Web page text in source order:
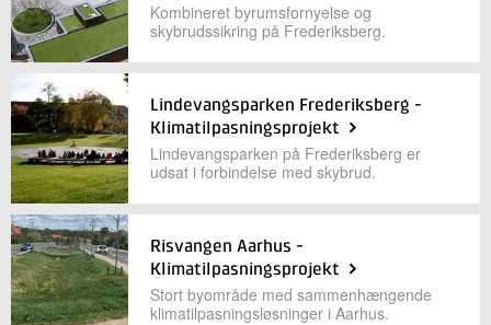
Kombineret byrumsfornyelse og
skybrudssikring på Frederiksberg.
Lindevangsparken Frederiksberg -
Klimatilpasningsprojekt
Lindevangsparken på Frederiksberg er
udsat i forbindelse med skybrud.
Risvangen Aarhus -
Klimatilpasningsprojekt
Stort byområde med sammenhængende
klimatilpasningsløsninger i Aarhus.